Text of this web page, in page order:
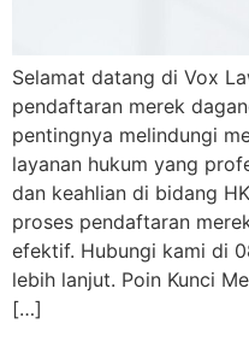
Selamat datang di Vox
pendaftaran merek
pentingnya melindungi
layanan hukum yang
dan keahlian di bidang
proses pendaftaran
efektif. Hubungi kami di
lebih lanjut. Poin Kunci
[…]